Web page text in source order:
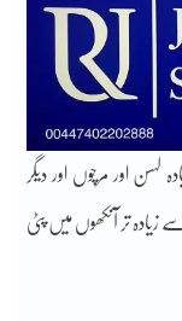
سے زیادہ لہسن اور مرچوں اور دیگر
زیادہ تر آنکھوں میں پٹی